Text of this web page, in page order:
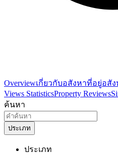
Overviewเกี่ยวกับอสังหาที่อยู่อสัง
Views StatisticsProperty Reviews
ค้นหา
ประเภท
ประเภท